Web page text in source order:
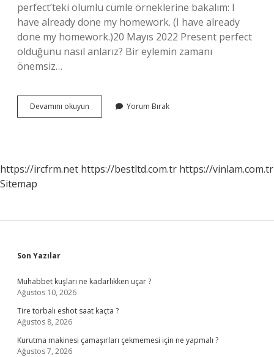
perfect’teki olumlu cümle örneklerine bakalım: I
have already done my homework. (I have already
done my homework.)20 Mayıs 2022 Present perfect
olduğunu nasıl anlarız? Bir eylemin zamanı
önemsiz…
Devamını okuyun
Perfect
Yorum Bırak
https://ircfrm.net https://bestltd.com.tr https://vinlam.com.tr
Sitemap
Sidebar
Son Yazılar
Muhabbet kuşları ne kadarlıkken uçar ?
Ağustos 10, 2026
Tire torbalı eshot saat kaçta ?
Ağustos 8, 2026
Kurutma makinesi çamaşırları çekmemesi için ne yapmalı ?
Ağustos 7, 2026